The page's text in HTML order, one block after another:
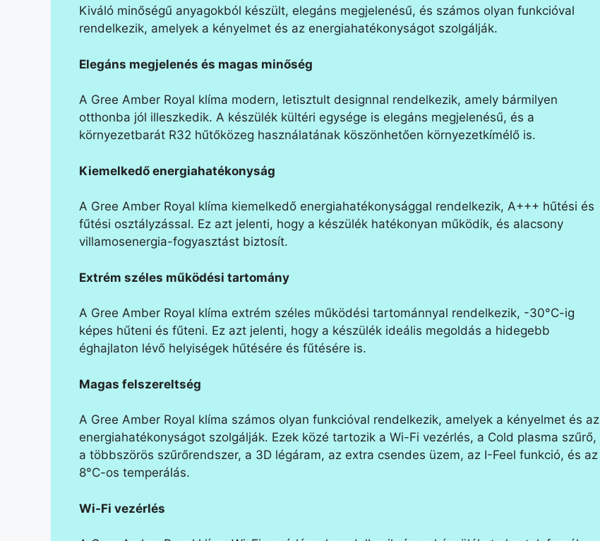
Kiváló minőségű anyagokból készült, elegáns megjelenésű, és számos olyan funkcióval
rendelkezik, amelyek a kényelmet és az energiahatékonyságot szolgálják.
Elegáns megjelenés és magas minőség
A Gree Amber Royal klíma modern, letisztult designnal rendelkezik, amely bármilyen
otthonba jól illeszkedik. A készülék kültéri egysége is elegáns megjelenésű, és a
környezetbarát R32 hűtőközeg használatának köszönhetően környezetkímélő is.
Kiemelkedő energiahatékonyság
A Gree Amber Royal klíma kiemelkedő energiahatékonysággal rendelkezik, A+++ hűtési és
fűtési osztályzással. Ez azt jelenti, hogy a készülék hatékonyan működik, és alacsony
villamosenergia-fogyasztást biztosít.
Extrém széles működési tartomány
A Gree Amber Royal klíma extrém széles működési tartománnyal rendelkezik, -30°C-ig
képes hűteni és fűteni. Ez azt jelenti, hogy a készülék ideális megoldás a hidegebb
éghajlaton lévő helyiségek hűtésére és fűtésére is.
Magas felszereltség
A Gree Amber Royal klíma számos olyan funkcióval rendelkezik, amelyek a kényelmet és az
energiahatékonyságot szolgálják. Ezek közé tartozik a Wi-Fi vezérlés, a Cold plasma szűrő,
a többszörös szűrőrendszer, a 3D légáram, az extra csendes üzem, az I-Feel funkció, és az
8°C-os temperálás.
Wi-Fi vezérlés